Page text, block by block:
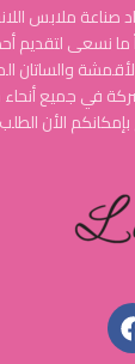
صناعة ملابس
1990 دائماً ما نسعى
موزع للشركة في
بإمكانكم الأن